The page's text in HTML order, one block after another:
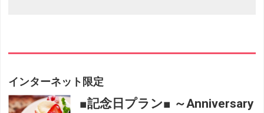
インターネット限定
■記念日プラン■ ～Anniversary